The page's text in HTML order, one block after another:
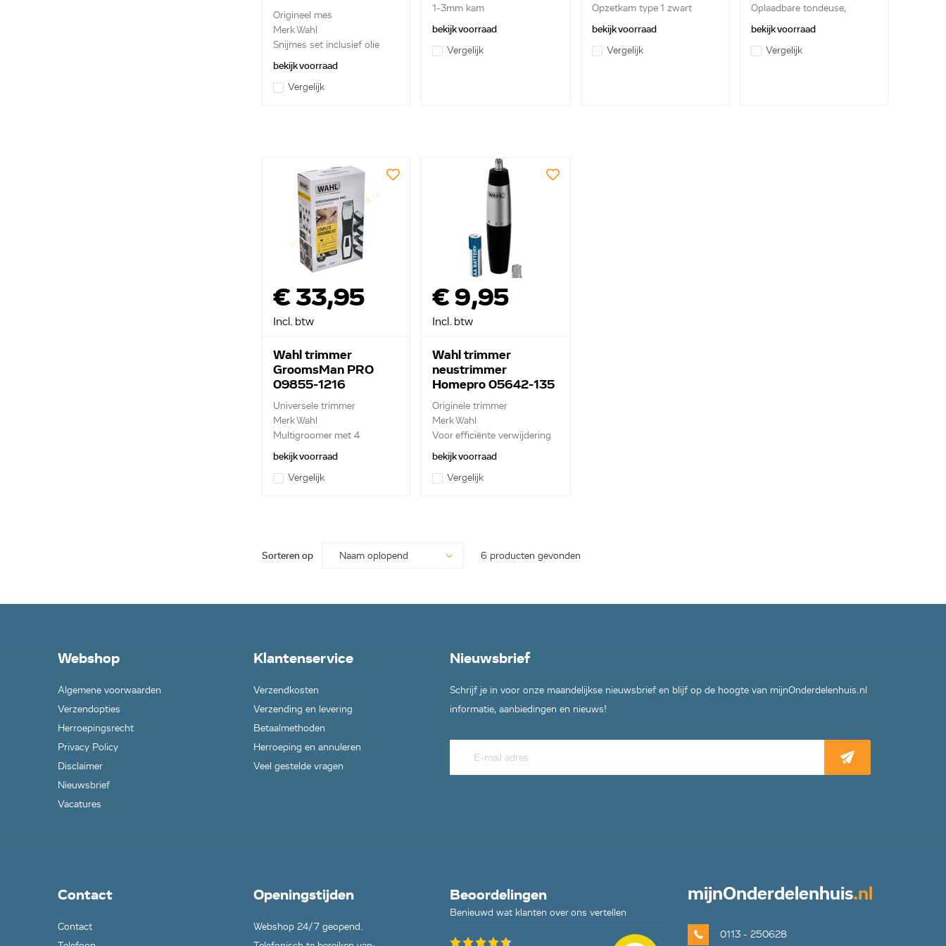
Origineel mes
Merk Wahl
Snijmes set inclusief olie
bekijk voorraad
Vergelijk
1-3mm kam
bekijk voorraad
Vergelijk
Opzetkam type 1 zwart
plastic 3mm ...
bekijk voorraad
Vergelijk
Oplaadbare tondeuse,
inclusi...
bekijk voorraad
Vergelijk
€ 33,95
Incl. btw
Wahl trimmer
GroomsMan PRO
09855-1216
Universele trimmer
Merk Wahl
Multigroomer met 4
verschille...
bekijk voorraad
Vergelijk
€ 9,95
Incl. btw
Wahl trimmer
neustrimmer
Homepro 05642-135
Originele trimmer
Merk Wahl
Voor efficiënte verwijdering
...
bekijk voorraad
Vergelijk
Sorteren op 6 producten gevonden
Webshop
Algemene voorwaarden
Verzendopties
Herroepingsrecht
Privacy Policy
Disclaimer
Nieuwsbrief
Vacatures
Klantenservice
Verzendkosten
Verzending en levering
Betaalmethoden
Herroeping en annuleren
Veel gestelde vragen
Nieuwsbrief
Schrijf je in voor onze maandelijkse nieuwsbrief en blijf op de hoogte van mijnOnderdelenhuis.nl
informatie, aanbiedingen en nieuws!
Contact
Contact
Openingstijden
Webshop 24/7 geopend.
Beoordelingen
Benieuwd wat klanten over ons vertellen
mijnOnderdelenhuis.nl
0113 - 250628